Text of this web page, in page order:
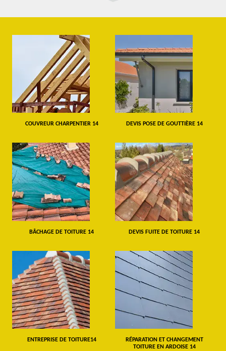
COUVREUR CHARPENTIER 14 DEVIS POSE DE GOUTTIÈRE 14
BÂCHAGE DE TOITURE 14 DEVIS FUITE DE TOITURE 14
ENTREPRISE DE TOITURE14
RÉPARATION ET CHANGEMENT
TOITURE EN ARDOISE 14